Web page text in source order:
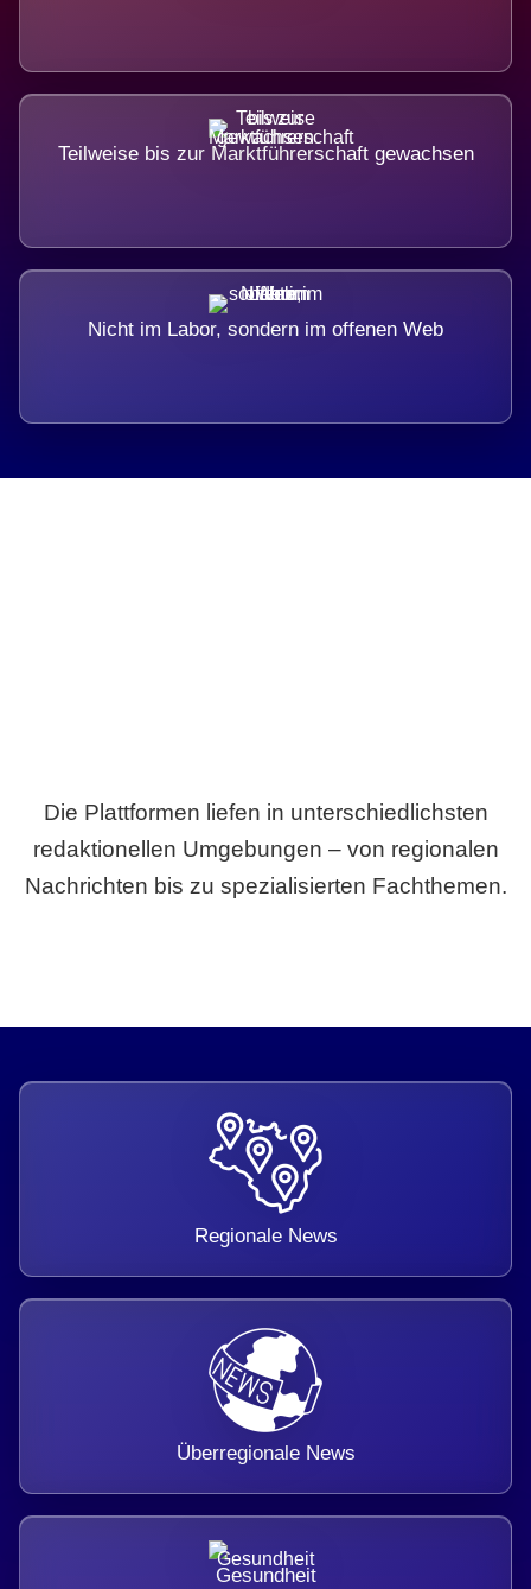
Teilweise bis zur Marktführerschaft gewachsen
Nicht im Labor, sondern im offenen Web
Die Plattformen liefen in unterschiedlichsten
redaktionellen Umgebungen – von regionalen
Nachrichten bis zu spezialisierten Fachthemen.
Regionale News
Überregionale News
Gesundheit